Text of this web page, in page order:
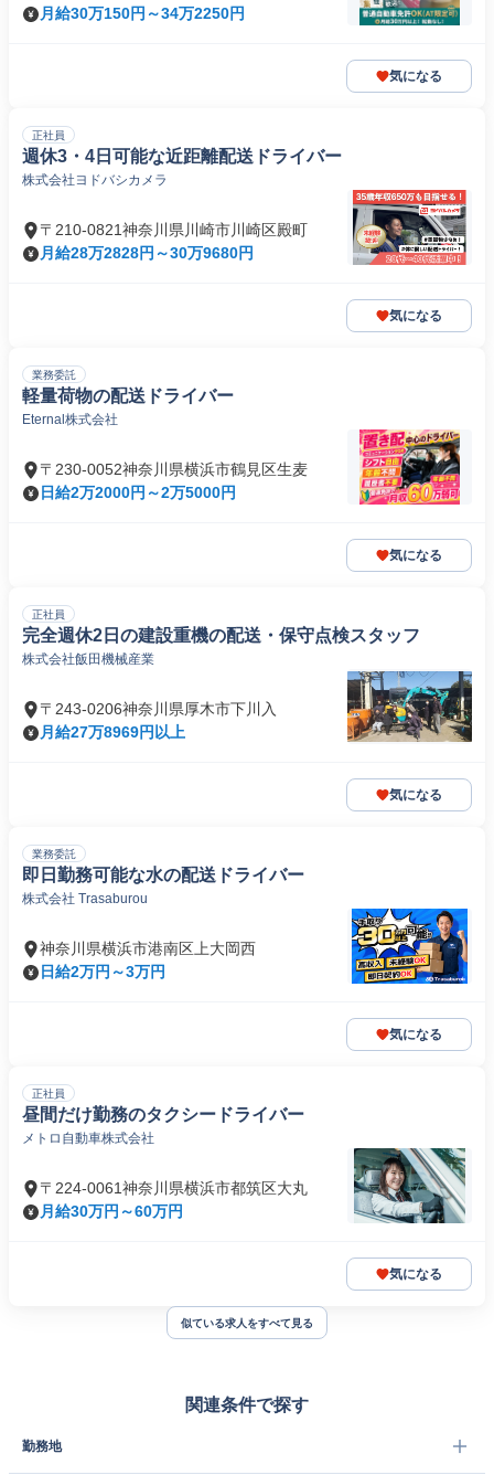
月給30万150円～34万2250円
気になる
正社員
週休3・4日可能な近距離配送ドライバー
株式会社ヨドバシカメラ
〒210-0821神奈川県川崎市川崎区殿町
月給28万2828円～30万9680円
気になる
業務委託
軽量荷物の配送ドライバー
Eternal株式会社
〒230-0052神奈川県横浜市鶴見区生麦
日給2万2000円～2万5000円
気になる
正社員
完全週休2日の建設重機の配送・保守点検スタッフ
株式会社飯田機械産業
〒243-0206神奈川県厚木市下川入
月給27万8969円以上
気になる
業務委託
即日勤務可能な水の配送ドライバー
株式会社 Trasaburou
神奈川県横浜市港南区上大岡西
日給2万円～3万円
気になる
正社員
昼間だけ勤務のタクシードライバー
メトロ自動車株式会社
〒224-0061神奈川県横浜市都筑区大丸
月給30万円～60万円
気になる
似ている求人をすべて見る
関連条件で探す
勤務地